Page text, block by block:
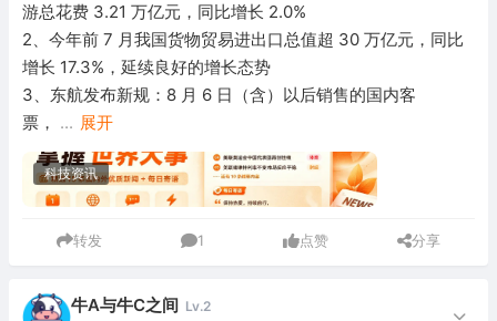
游总花费 3.21 万亿元，同比增长 2.0%
2、今年前 7 月我国货物贸易进出口总值超 30 万亿元，同比
增长 17.3%，延续良好的增长态势
3、东航发布新规：8 月 6 日（含）以后销售的国内客
票， ... 展开
科技资讯
转发 1 点赞 分享
牛A与牛C之间 Lv.2